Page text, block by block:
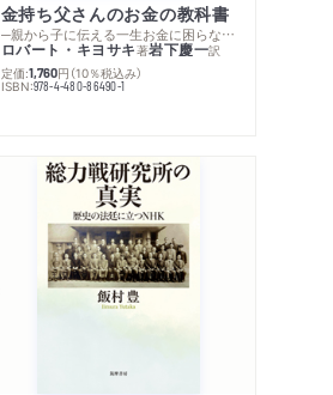
金持ち父さんのお金の教科書
─親から子に伝える一生お金に困らない考え方
ロバート・キヨサキ著岩下慶一訳
定価:1,760円 （10％税込み）
ISBN:978-4-480-86490-1